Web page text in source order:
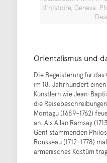
d’histoire, Geneva.
Orientalismus und
Die Begeisterung für
im 18. Jahrhundert
Künstlern wie Jean-
die
Montagu (1689–1762)
an. Als Allan Ramsay
Genf stammenden
Rousseau (1712–1778)
armenisches Kostüm